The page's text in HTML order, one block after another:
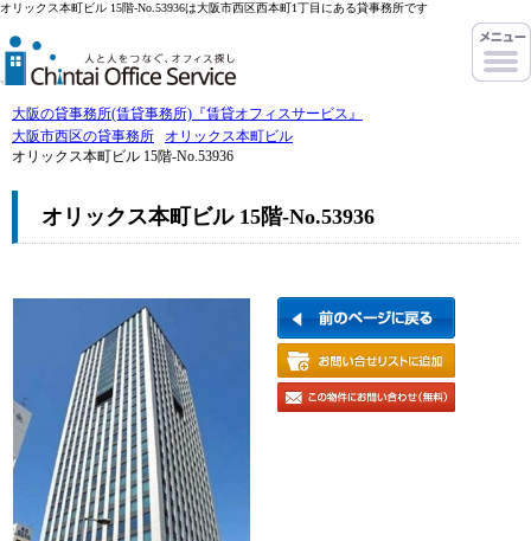
オリックス本町ビル 15階-No.53936は大阪市西区西本町1丁目にある貸事務所です
大阪の貸事務所(賃貸事務所)『賃貸オフィスサービス』
大阪市西区の貸事務所
オリックス本町ビル
オリックス本町ビル 15階-No.53936
オリックス本町ビル 15階-No.53936